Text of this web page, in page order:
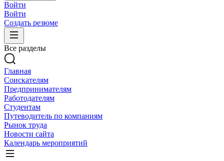
Войти
Войти
Создать резюме
Все разделы
Главная
Соискателям
Предпринимателям
Работодателям
Студентам
Путеводитель по компаниям
Рынок труда
Новости сайта
Календарь мероприятий